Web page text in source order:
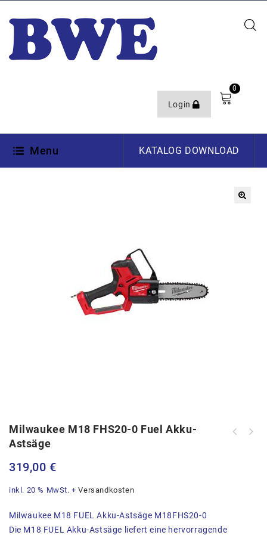
Login
0
Menu KATALOG DOWNLOAD
Milwaukee M18 FHS20-0 Fuel Akku-
Astsäge
319,00 €
inkl. 20 % MwSt. +Versandkosten
Milwaukee M18 FUEL Akku-Astsäge M18FHS20-0
Die M18 FUEL Akku-Astsäge liefert eine hervorragende